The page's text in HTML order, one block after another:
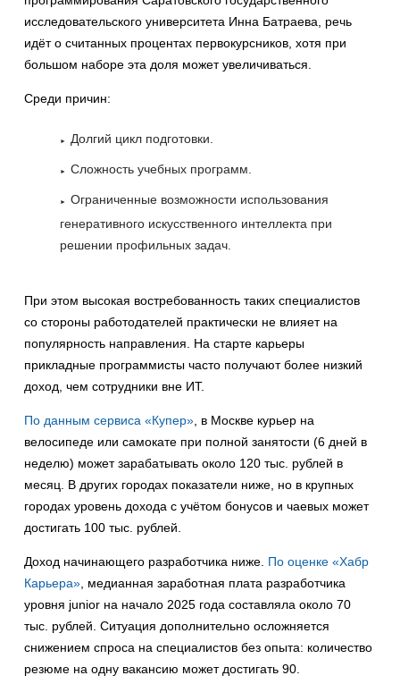
исследовательского университета Инна Батраева, речь
идёт о считанных процентах первокурсников, хотя при
большом наборе эта доля может увеличиваться.
Среди причин:
Долгий цикл подготовки.
Сложность учебных программ.
Ограниченные возможности использования
генеративного искусственного интеллекта при
решении профильных задач.
При этом высокая востребованность таких специалистов
со стороны работодателей практически не влияет на
популярность направления. На старте карьеры
прикладные программисты часто получают более низкий
доход, чем сотрудники вне ИТ.
По данным сервиса «Купер» , в Москве курьер на
велосипеде или самокате при полной занятости (6 дней в
неделю) может зарабатывать около 120 тыс. рублей в
месяц. В других городах показатели ниже, но в крупных
городах уровень дохода с учётом бонусов и чаевых может
достигать 100 тыс. рублей.
Доход начинающего разработчика ниже. По оценке «Хабр
Карьера» , медианная заработная плата разработчика
уровня junior на начало 2025 года составляла около 70
тыс. рублей. Ситуация дополнительно осложняется
снижением спроса на специалистов без опыта: количество
резюме на одну вакансию может достигать 90.